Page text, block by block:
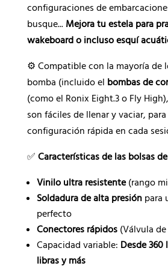
configuraciones de
busque... Mejora tu estela para
wakeboard o incluso esquí
⚙️ Compatible con la mayoría de
bomba (incluido el bombas de
(como el Ronix Eight.3 o Fly
son fáciles de llenar y vaciar,
configuración rápida en cada
✅ Características de las bolsas
Vinilo ultra resistente(rango
Soldadura de alta presiónpara
perfecto
Conectores rápidos(Válvula
Capacidad variable: Desde 360
libras y más